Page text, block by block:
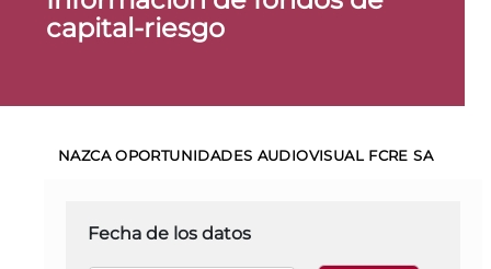
capital-riesgo
NAZCA OPORTUNIDADES AUDIOVISUAL FCRE SA
Fecha de los datos